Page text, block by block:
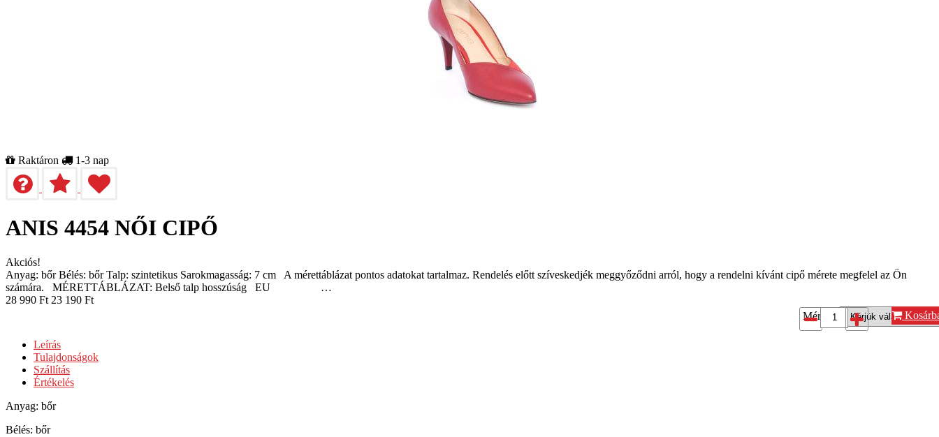
Raktáron 1-3 nap
ANIS 4454 NŐI CIPŐ
Akciós!
Anyag: bőr Bélés: bőr Talp: szintetikus Sarokmagasság: 7 cm A mérettáblázat pontos adatokat tartalmaz. Rendelés előtt szíveskedjék meggyőződni arról, hogy a rendelni kívánt cipő mérete megfelel az Ön
számára. MÉRETTÁBLÁZAT: Belső talp hosszúság EU …
28 990 Ft 23 190 Ft
Méret*:
Leírás
Tulajdonságok
Szállítás
Értékelés
Anyag: bőr
Bélés: bőr